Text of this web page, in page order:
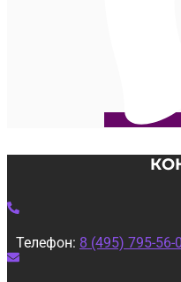
Телефон: 8 (495) 795-56-